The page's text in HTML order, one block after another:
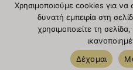
Copyright 2020
| powered by
Χρησιμοποιούμε cookies για
δυνατή εμπειρία στη
χρησιμοποιείτε τη
Δέχομαι